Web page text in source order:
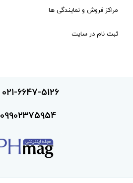
مراکز فروش و نمایندگی ها
ثبت نام در سایت
021-6647-5126
09902375954